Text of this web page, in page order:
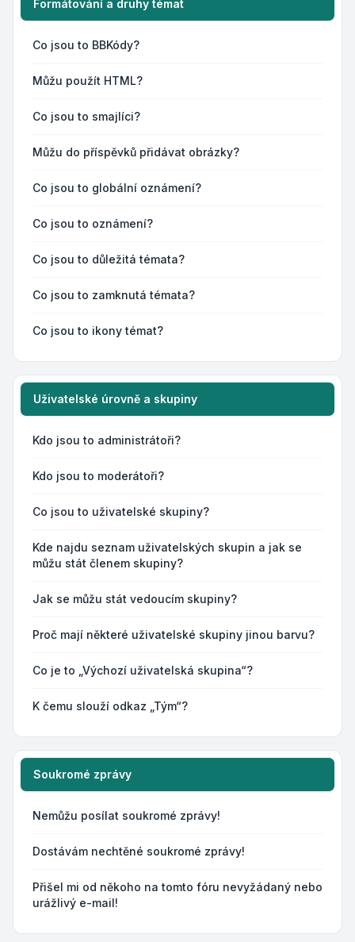
Formátování a druhy témat
Co jsou to BBKódy?
Můžu použít HTML?
Co jsou to smajlíci?
Můžu do příspěvků přidávat obrázky?
Co jsou to globální oznámení?
Co jsou to oznámení?
Co jsou to důležitá témata?
Co jsou to zamknutá témata?
Co jsou to ikony témat?
Uživatelské úrovně a skupiny
Kdo jsou to administrátoři?
Kdo jsou to moderátoři?
Co jsou to uživatelské skupiny?
Kde najdu seznam uživatelských skupin a jak se
můžu stát členem skupiny?
Jak se můžu stát vedoucím skupiny?
Proč mají některé uživatelské skupiny jinou barvu?
Co je to „Výchozí uživatelská skupina“?
K čemu slouží odkaz „Tým“?
Soukromé zprávy
Nemůžu posílat soukromé zprávy!
Dostávám nechtěné soukromé zprávy!
Přišel mi od někoho na tomto fóru nevyžádaný nebo
urážlivý e-mail!